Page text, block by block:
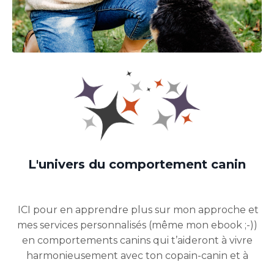
L'univers du comportement canin
ICI pour en apprendre plus sur mon approche et
mes services personnalisés (même mon ebook ;-))
en comportements canins qui t’aideront à vivre
harmonieusement avec ton copain-canin et à